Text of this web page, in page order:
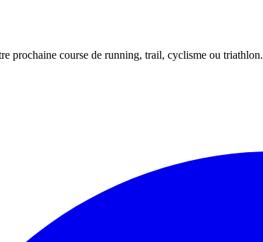
prochaine course de running, trail, cyclisme ou triathlon.